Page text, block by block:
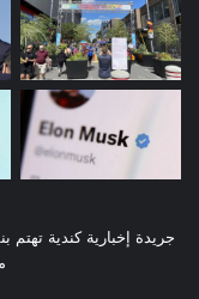
جريدة إخبارية كندية تهتم